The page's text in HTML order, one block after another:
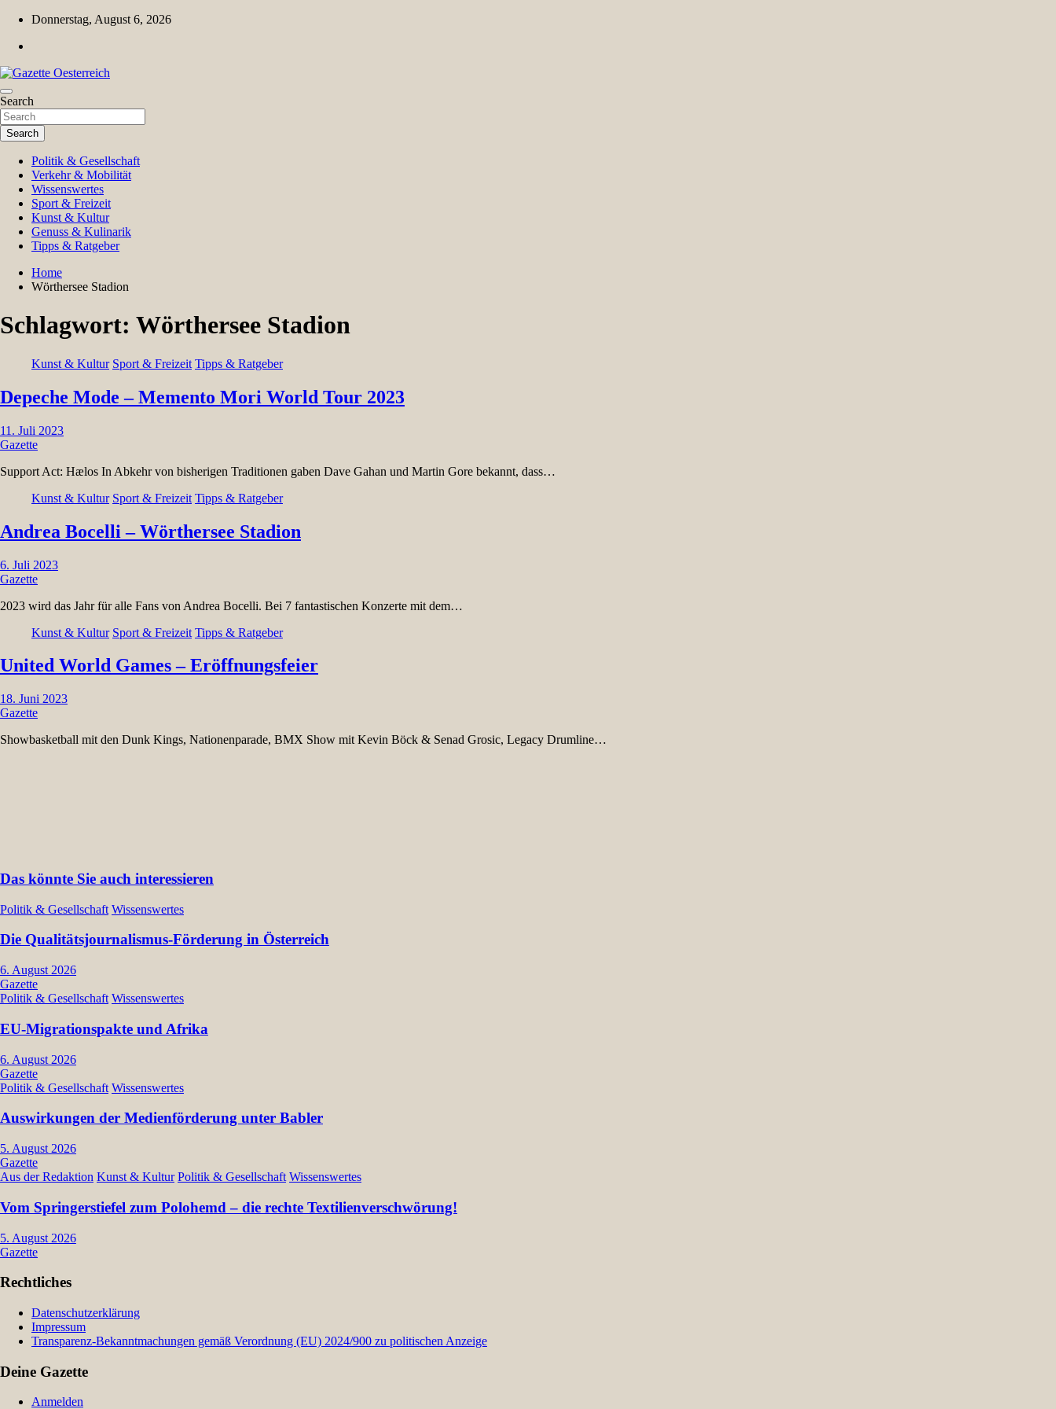
Skip
content
Donnerstag, August 6, 2026
Gazette Oesterreich
Magazin für Freizeit, Politik, Kultur & Wissenschaft
Search
Search
Politik & Gesellschaft
Verkehr & Mobilität
Wissenswertes
Sport & Freizeit
Kunst & Kultur
Genuss & Kulinarik
Tipps & Ratgeber
Home
Wörthersee Stadion
Schlagwort: Wörthersee Stadion
Kunst & Kultur Sport & Freizeit Tipps & Ratgeber
Depeche Mode – Memento Mori World Tour 2023
11. Juli 2023
Gazette
Support Act: Hælos In Abkehr von bisherigen Traditionen gaben Dave Gahan und Martin Gore bekannt, dass…
Kunst & Kultur Sport & Freizeit Tipps & Ratgeber
Andrea Bocelli – Wörthersee Stadion
6. Juli 2023
Gazette
2023 wird das Jahr für alle Fans von Andrea Bocelli. Bei 7 fantastischen Konzerte mit dem…
Kunst & Kultur Sport & Freizeit Tipps & Ratgeber
United World Games – Eröffnungsfeier
18. Juni 2023
Gazette
Showbasketball mit den Dunk Kings, Nationenparade, BMX Show mit Kevin Böck & Senad Grosic, Legacy Drumline…
Das könnte Sie auch interessieren
Politik & Gesellschaft Wissenswertes
Die Qualitätsjournalismus-Förderung in Österreich
6. August 2026
Gazette
Politik & Gesellschaft Wissenswertes
EU-Migrationspakte und Afrika
6. August 2026
Gazette
Politik & Gesellschaft Wissenswertes
Auswirkungen der Medienförderung unter Babler
5. August 2026
Gazette
Aus der Redaktion Kunst & Kultur Politik & Gesellschaft Wissenswertes
Vom Springerstiefel zum Polohemd – die rechte Textilienverschwörung!
5. August 2026
Gazette
Rechtliches
Datenschutzerklärung
Impressum
Transparenz-Bekanntmachungen gemäß Verordnung (EU) 2024/900 zu politischen Anzeige
Deine Gazette
Anmelden